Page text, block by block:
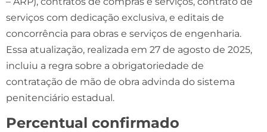
serviços com dedicação exclusiva, e editais de
concorrência para obras e serviços de engenharia.
Essa atualização, realizada em 27 de agosto de 2025,
incluiu a regra sobre a obrigatoriedade de
contratação de mão de obra advinda do sistema
penitenciário estadual.
Percentual confirmado